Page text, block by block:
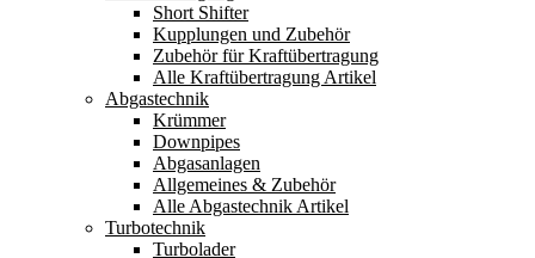
Short Shifter
Kupplungen und Zubehör
Zubehör für Kraftübertragung
Alle Kraftübertragung Artikel
Abgastechnik
Krümmer
Downpipes
Abgasanlagen
Allgemeines & Zubehör
Alle Abgastechnik Artikel
Turbotechnik
Turbolader